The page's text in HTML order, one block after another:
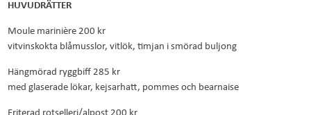
HUVUDRÄTTER
Moule marinière 200 kr
vitvinskokta blåmusslor, vitlök, timjan i smörad buljong
Hängmörad ryggbiff 285 kr
med glaserade lökar, kejsarhatt, pommes och bearnaise